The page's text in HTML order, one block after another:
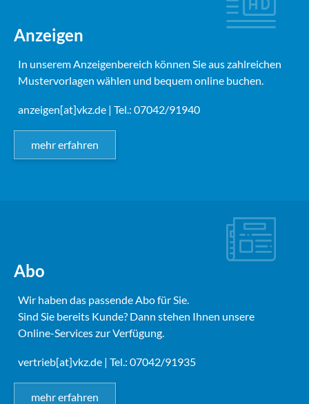
Anzeigen
In unserem Anzeigenbereich können Sie aus zahlreichen
Mustervorlagen wählen und bequem online buchen.
anzeigen[at]vkz.de | Tel.: 07042/91940
mehr erfahren
Abo
Wir haben das passende Abo für Sie.
Sind Sie bereits Kunde? Dann stehen Ihnen unsere
Online-Services zur Verfügung.
vertrieb[at]vkz.de | Tel.: 07042/91935
mehr erfahren